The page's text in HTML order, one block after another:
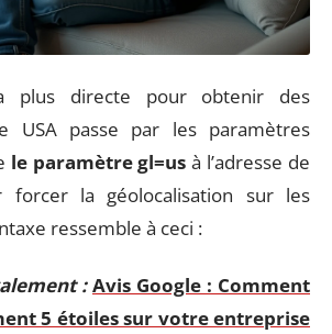
plus directe pour obtenir des
USA passe par les paramètres
le paramètre gl=us à l’adresse de
forcer la géolocalisation sur les
ressemble à ceci :
: Avis Google : Comment
5 étoiles sur votre entreprise